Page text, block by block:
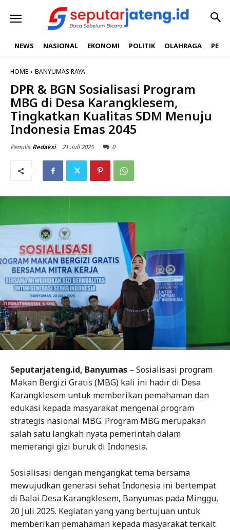
NEWS NASIONAL EKONOMI POLITIK OLAHRAGA
HOME BANYUMAS RAYA
DPR & BGN Sosialisasi Program
MBG di Desa Karangklesem,
Tingkatkan Kualitas SDM Menuju
Indonesia Emas 2045
Penulis Redaksi 21 Juli 2025 0
Seputarjateng.id, Banyumas – Sosialisasi program
Makan Bergizi Gratis (MBG) kali ini hadir di Desa
Karangklesem untuk memberikan pemahaman dan
edukasi kepada masyarakat mengenai program
strategis nasional MBG. Program MBG merupakan
salah satu langkah nyata pemerintah dalam
memerangi gizi buruk di Indonesia.
Sosialisasi dengan mengangkat tema bersama
mewujudkan generasi sehat Indonesia ini bertempat
di Balai Desa Karangklesem, Banyumas pada Minggu,
20 Juli 2025. Kegiatan yang yang bertujuan untuk
memberikan pemahaman kepada masyarakat terkait